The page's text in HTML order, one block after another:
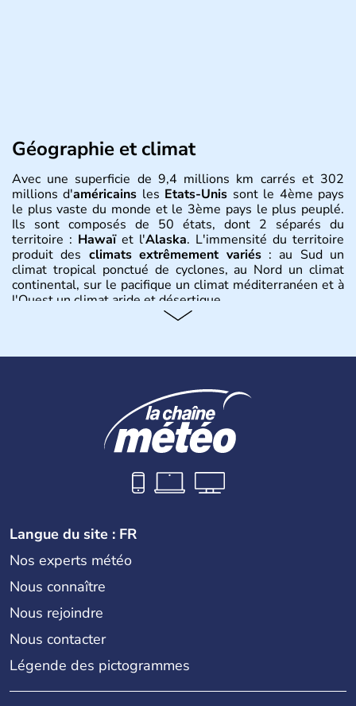
Géographie et climat
Avec une superficie de 9,4 millions km carrés et 302
millions d'américains les Etats-Unis sont le 4ème pays
le plus vaste du monde et le 3ème pays le plus peuplé.
Ils sont composés de 50 états, dont 2 séparés du
territoire : Hawaïet l'Alaska. L'immensité du territoire
produit des climats extrêmement variés: au Sud un
climat tropical ponctué de cyclones, au Nord un climat
continental, sur le pacifique un climat méditerranéen et à
l'Ouest un climat aride et désertique.
Les premiers habitants desEtats-Unis sont arrivés d'Asie
Plusieurs populations se sont succédées avant l'arrivée
des européens, suite à la découverte du continent par
Christophe Colomb en 1492. Les 13 colonies
britanniques proclament la Déclaration d'indépendance
en 1776 et adoptent leur première constitution en 1787.
La conquête de l'Ouest marque ensuite l'entrée dans une
phase de développement intense.
Langue du site : FR
Nos experts météo
Nous connaître
Nous rejoindre
Nous contacter
Légende des pictogrammes